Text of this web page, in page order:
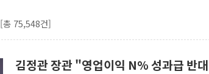
[총 75,548건]
김정관 장관 "영업이익 N% 성과급 반